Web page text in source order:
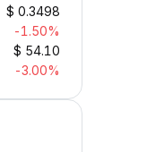
$ 0.3498
-1.50%
$ 54.10
-3.00%